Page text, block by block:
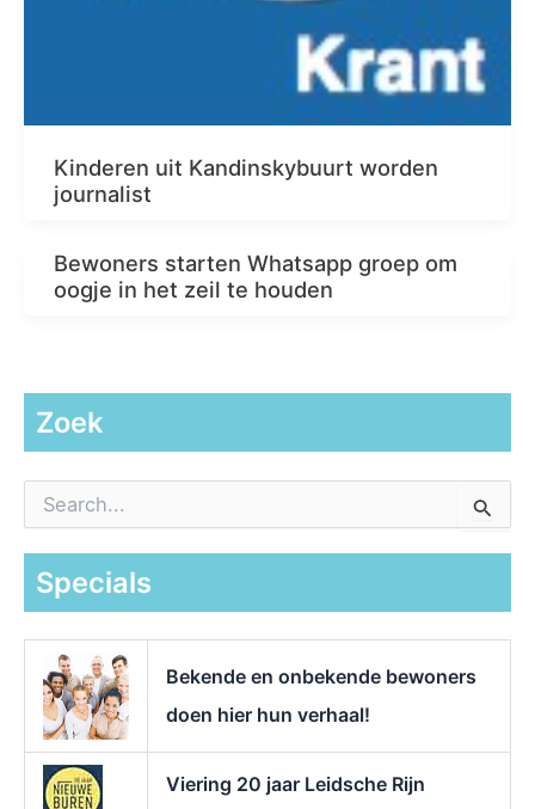
Kinderen uit Kandinskybuurt worden
journalist
Bewoners starten Whatsapp groep om
oogje in het zeil te houden
Zoek
a
Specials
Bekende en onbekende bewoners
doen hier hun verhaal!
Viering 20 jaar Leidsche Rijn